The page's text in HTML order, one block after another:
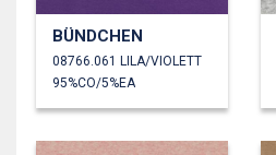
BÜNDCHEN
08766.061 LILA/VIOLETT
95%CO/5%EA